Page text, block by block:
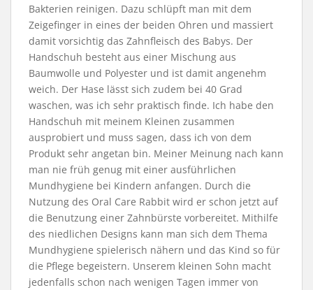
Bakterien reinigen. Dazu schlüpft man mit dem
Zeigefinger in eines der beiden Ohren und massiert
damit vorsichtig das Zahnfleisch des Babys. Der
Handschuh besteht aus einer Mischung aus
Baumwolle und Polyester und ist damit angenehm
weich. Der Hase lässt sich zudem bei 40 Grad
waschen, was ich sehr praktisch finde. Ich habe den
Handschuh mit meinem Kleinen zusammen
ausprobiert und muss sagen, dass ich von dem
Produkt sehr angetan bin. Meiner Meinung nach kann
man nie früh genug mit einer ausführlichen
Mundhygiene bei Kindern anfangen. Durch die
Nutzung des Oral Care Rabbit wird er schon jetzt auf
die Benutzung einer Zahnbürste vorbereitet. Mithilfe
des niedlichen Designs kann man sich dem Thema
Mundhygiene spielerisch nähern und das Kind so für
die Pflege begeistern. Unserem kleinen Sohn macht
jedenfalls schon nach wenigen Tagen immer von